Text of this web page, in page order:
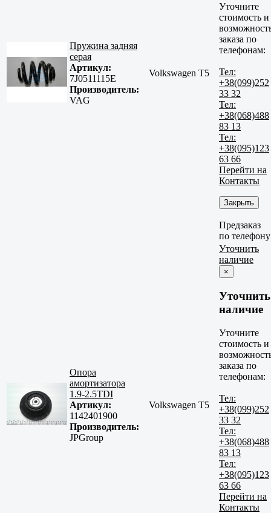
Пружина задняя
серая
Артикул:
7J0511115E
Производитель:
VAG
Volkswagen T5
Уточните
стоимость и
заказа по
телефонам:
Тел:
+38(099)252
33 32
Тел:
+38(068)488
83 13
Тел:
+38(095)123
63 66
Перейти на
Контакты
Закрыть
Предзаказ
по телефону
Опора
амортизатора
1.9-2.5TDI
Артикул:
1142401900
Производитель:
JPGroup
Volkswagen T5
Уточнить
наличие
×
Уточнить
наличие
Уточните
стоимость и
заказа по
телефонам:
Тел:
+38(099)252
33 32
Тел:
+38(068)488
83 13
Тел:
+38(095)123
63 66
Перейти на
Контакты